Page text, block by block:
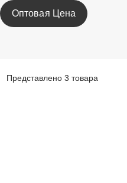
Оптовая Цена
Представлено 3 товара